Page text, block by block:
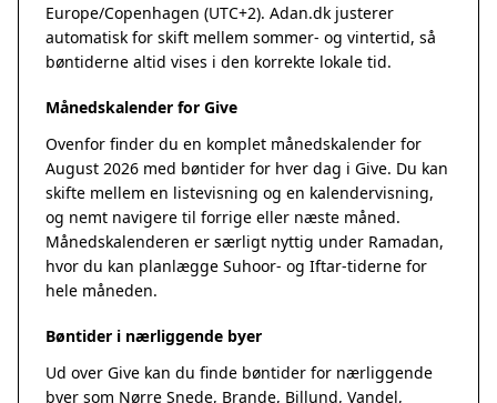
Europe/Copenhagen (UTC+2). Adan.dk justerer
automatisk for skift mellem sommer- og vintertid, så
bøntiderne altid vises i den korrekte lokale tid.
Månedskalender for Give
Ovenfor finder du en komplet månedskalender for
August 2026 med bøntider for hver dag i Give. Du kan
skifte mellem en listevisning og en kalendervisning,
og nemt navigere til forrige eller næste måned.
Månedskalenderen er særligt nyttig under Ramadan,
hvor du kan planlægge Suhoor- og Iftar-tiderne for
hele måneden.
Bøntider i nærliggende byer
Ud over Give kan du finde bøntider for nærliggende
byer som Nørre Snede, Brande, Billund, Vandel,